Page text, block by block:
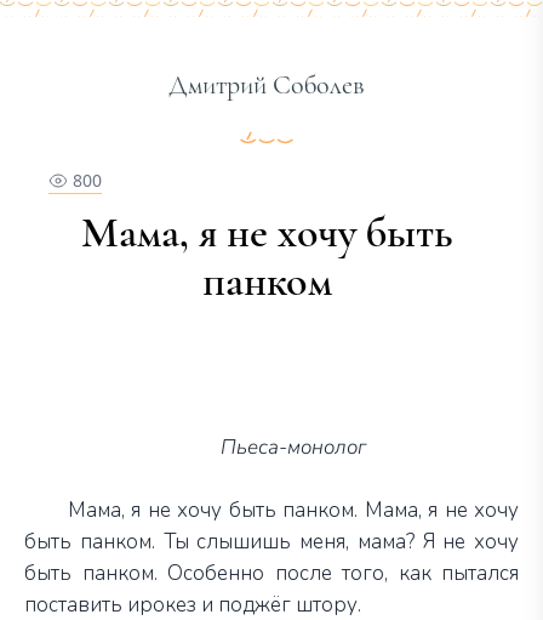
Дмитрий Соболев
800
Мама, я не хочу быть
панком
Пьеса-монолог
Мама, я не хочу быть панком. Мама, я не хочу
быть панком. Ты слышишь меня, мама? Я не хочу
быть панком. Особенно после того, как пытался
поставить ирокез и поджёг штору.